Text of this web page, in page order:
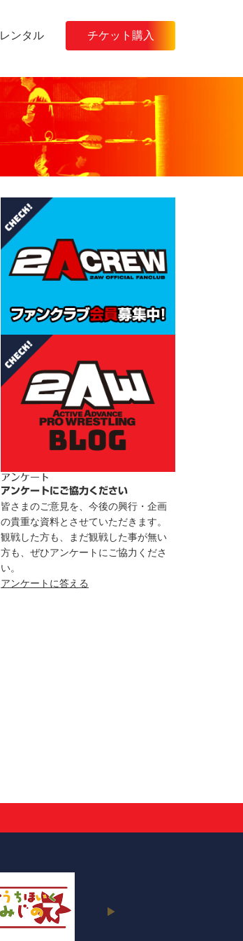
レンタル チケット購入
アンケート
アンケートにご協力ください
皆さまのご意見を、今後の興行・企画
の貴重な資料とさせていただきます。
観戦した方も、まだ観戦した事が無い
方も、ぜひアンケートにご協力くださ
い。
アンケートに答える